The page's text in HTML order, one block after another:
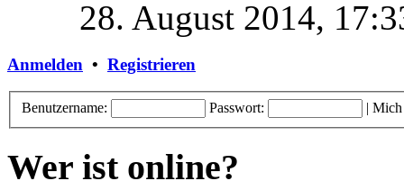
28. August 2014,
Anmelden • Registrieren
Benutzername: Passwort: | Mich
Wer ist online?